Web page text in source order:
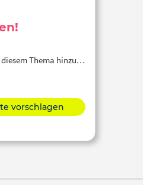
diesem Thema hinzu…
vorschlagen